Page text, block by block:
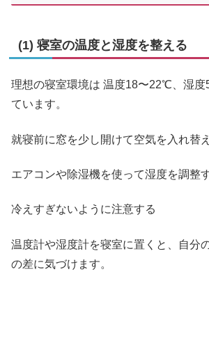
(1) 寝室の温度と湿度を整える
理想の寝室環境は 温度18〜22℃、湿度
ています。
就寝前に窓を少し開けて空気を入れ替
エアコンや除湿機を使って湿度を調整
冷えすぎないように注意する
温度計や湿度計を寝室に置くと、自分
の差に気づけます。